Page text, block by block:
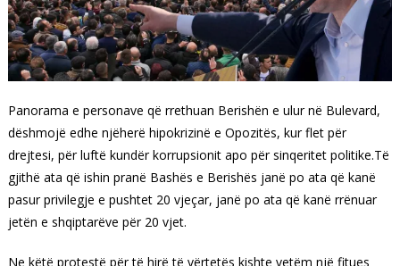
Panorama e personave që rrethuan Berishën e ulur në Bulevard,
dëshmojë edhe njëherë hipokrizinë e Opozitës, kur flet për
drejtesi, për luftë kundër korrupsionit apo për sinqeritet politike.Të
gjithë ata që ishin pranë Bashës e Berishës janë po ata që kanë
pasur privilegje e pushtet 20 vjeçar, janë po ata që kanë rrënuar
jetën e shqiptarëve për 20 vjet.
Ne këtë protestë për të hirë të vërtetës kishte vetëm një fitues